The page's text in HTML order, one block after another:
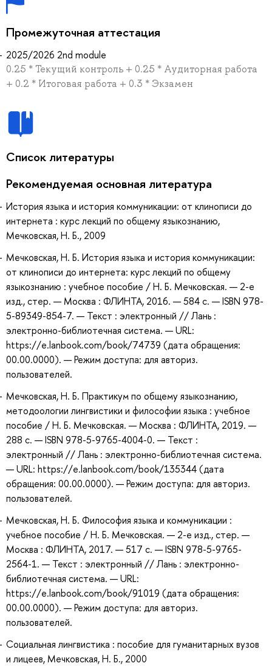
Промежуточная аттестация
2025/2026 2nd module
0.25 * Текущий контроль + 0.25 * Аудиторная работа
+ 0.2 * Итоговая работа + 0.3 * Экзамен
Список литературы
Рекомендуемая основная литература
История языка и история коммуникации: от клинописи до
интернета : курс лекций по общему языкознанию,
Мечковская, Н. Б., 2009
Мечковская, Н. Б. История языка и история коммуникации:
от клинописи до интернета: курс лекций по общему
языкознанию : учебное пособие / Н. Б. Мечковская. — 2-е
изд., стер. — Москва : ФЛИНТА, 2016. — 584 с. — ISBN 978-
5-89349-854-7. — Текст : электронный // Лань :
электронно-библиотечная система. — URL:
https://e.lanbook.com/book/74739 (дата обращения:
00.00.0000). — Режим доступа: для авториз.
пользователей.
Мечковская, Н. Б. Практикум по общему языкознанию,
методоологии лингвистики и философии языка : учебное
пособие / Н. Б. Мечковская. — Москва : ФЛИНТА, 2019. —
288 с. — ISBN 978-5-9765-4004-0. — Текст :
электронный // Лань : электронно-библиотечная система.
— URL: https://e.lanbook.com/book/135344 (дата
обращения: 00.00.0000). — Режим доступа: для авториз.
пользователей.
Мечковская, Н. Б. Философия языка и коммуникации :
учебное пособие / Н. Б. Мечковская. — 2-е изд., стер. —
Москва : ФЛИНТА, 2017. — 517 с. — ISBN 978-5-9765-
2564-1. — Текст : электронный // Лань : электронно-
библиотечная система. — URL:
https://e.lanbook.com/book/91019 (дата обращения:
00.00.0000). — Режим доступа: для авториз.
пользователей.
Социальная лингвистика : пособие для гуманитарных вузов
и лицеев, Мечковская, Н. Б., 2000